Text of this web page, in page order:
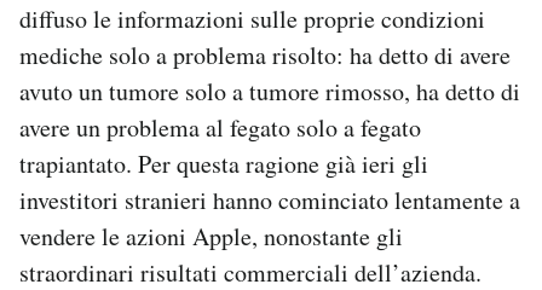
diffuso le informazioni sulle proprie condizioni
mediche solo a problema risolto: ha detto di avere
avuto un tumore solo a tumore rimosso, ha detto di
avere un problema al fegato solo a fegato
trapiantato. Per questa ragione già ieri gli
investitori stranieri hanno cominciato lentamente a
vendere le azioni Apple, nonostante gli
straordinari risultati commerciali dell’azienda.